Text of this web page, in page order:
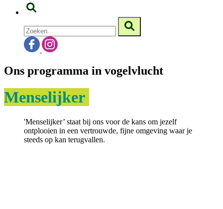
Ons programma in vogelvlucht
Menselijker
'Menselijker’ staat bij ons voor de kans om jezelf
ontplooien in een vertrouwde, fijne omgeving waar je
steeds op kan terugvallen.